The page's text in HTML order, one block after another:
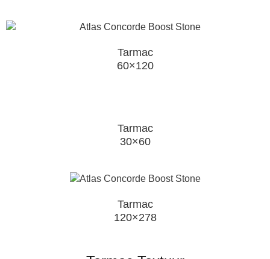
Tarmac
60×120
Tarmac
30×60
Tarmac
120×278